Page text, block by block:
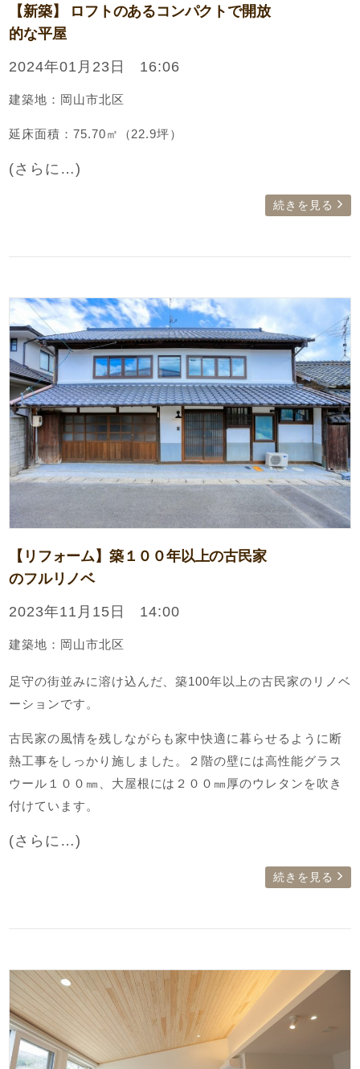
【新築】 ロフトのあるコンパクトで開放
的な平屋
2024年01月23日 16:06
建築地：岡山市北区
延床面積：75.70㎡（22.9坪）
(さらに…)
続きを見る
【リフォーム】築１００年以上の古民家
のフルリノベ
2023年11月15日 14:00
建築地：岡山市北区
足守の街並みに溶け込んだ、築100年以上の古民家のリノベ
ーションです。
古民家の風情を残しながらも家中快適に暮らせるように断
熱工事をしっかり施しました。２階の壁には高性能グラス
ウール１００㎜、大屋根には２００㎜厚のウレタンを吹き
付けています。
(さらに…)
続きを見る